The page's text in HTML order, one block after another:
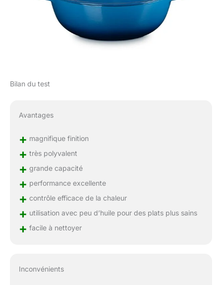
Bilan du test
Avantages
+ magnifique finition
+ très polyvalent
+ grande capacité
+ performance excellente
+ contrôle efficace de la chaleur
+ utilisation avec peu d’huile pour des plats plus sains
+ facile à nettoyer
Inconvénients